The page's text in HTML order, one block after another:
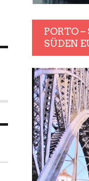
PORTO
SÜDEN